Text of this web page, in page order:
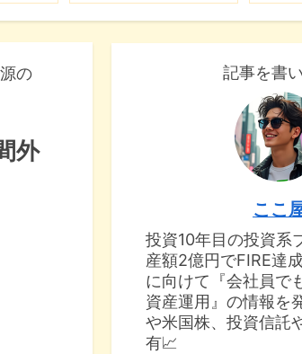
の
外
記事を書
ここ
投資10年目の投資系
産額2億円でFIRE達
に向けて『会社員で
資産運用』の情報を
や米国株、投資信託
有📈